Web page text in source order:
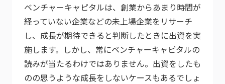
ベンチャーキャピタルは、創業からあまり時間が
経っていない企業などの未上場企業をリサーチ
し、成長が期待できると判断したときに出資を実
施します。しかし、常にベンチャーキャピタルの
読みが当たるわけではありません。出資をしたも
のの思うような成長をしないケースもあるでしょ